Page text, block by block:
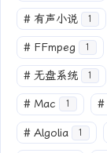
# 有声小说 1
# FFmpeg 1
# 无盘系统 1
# Mac 1 #
# Algolia 1